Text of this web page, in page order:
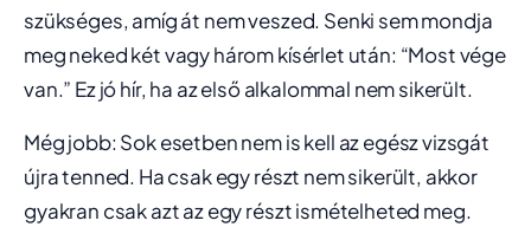
szükséges, amíg át nem veszed. Senki sem mondja
meg neked két vagy három kísérlet után: “Most vége
van.” Ez jó hír, ha az első alkalommal nem sikerült.
Még jobb: Sok esetben nem is kell az egész vizsgát
újra tenned. Ha csak egy részt nem sikerült, akkor
gyakran csak azt az egy részt ismételheted meg.